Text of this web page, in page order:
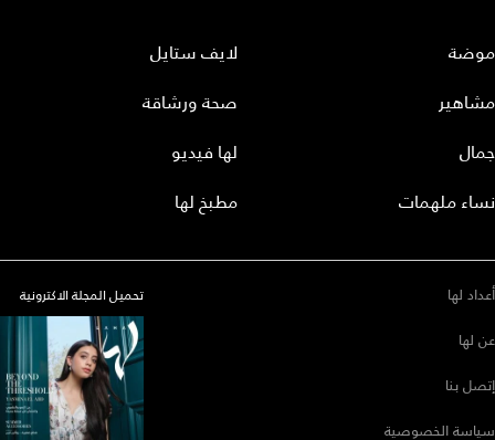
موضة
مشاهير
جمال
نساء ملهمات
لايف ستايل
صحة ورشاقة
لها فيديو
مطبخ لها
أعداد لها
عن لها
إتصل بنا
سياسة الخصوصية
تحميل المجلة الاكترونية